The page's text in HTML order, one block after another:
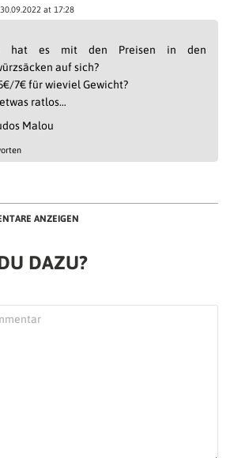
30.09.2022 at 17:28
hat es mit den Preisen in den
auf sich?
7€ für wieviel Gewicht?
ratlos…
Malou
ANZEIGEN
DAZU?